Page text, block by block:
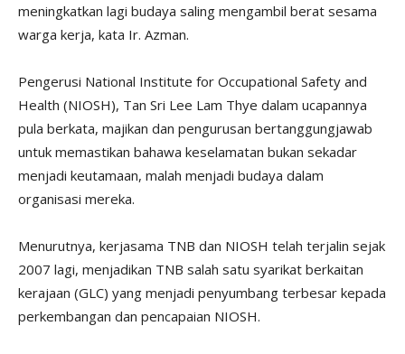
meningkatkan lagi budaya saling mengambil berat sesama
warga kerja, kata Ir. Azman.
Pengerusi National Institute for Occupational Safety and
Health (NIOSH), Tan Sri Lee Lam Thye dalam ucapannya
pula berkata, majikan dan pengurusan bertanggungjawab
untuk memastikan bahawa keselamatan bukan sekadar
menjadi keutamaan, malah menjadi budaya dalam
organisasi mereka.
Menurutnya, kerjasama TNB dan NIOSH telah terjalin sejak
2007 lagi, menjadikan TNB salah satu syarikat berkaitan
kerajaan (GLC) yang menjadi penyumbang terbesar kepada
perkembangan dan pencapaian NIOSH.